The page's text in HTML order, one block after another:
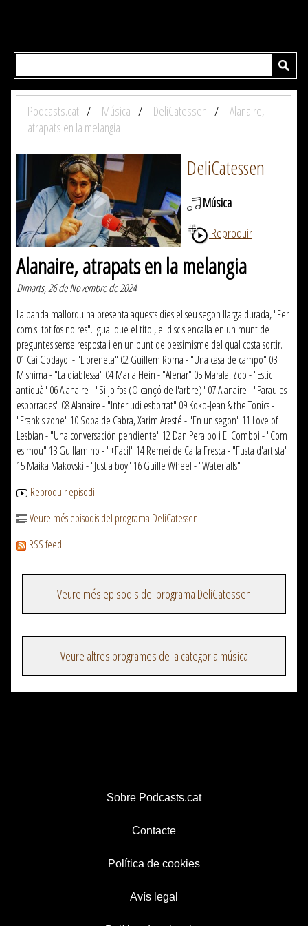
Podcasts.cat Música DeliCatessen
Alanaire,
atrapats en la melangia
DeliCatessen
Música
Reproduir
Alanaire, atrapats en la melangia
Dimarts, 26 de Novembre de 2024
La banda mallorquina presenta aquests dies el seu segon llarga durada, "Fer
com si tot fos no res". Igual que el títol, el disc s'encalla en un munt de
preguntes sense resposta i en un punt de pessimisme del qual costa sortir.
01 Cai Godayol - "L'oreneta" 02 Guillem Roma - "Una casa de campo" 03
Mishima - "La diablessa" 04 Maria Hein - "Alenar" 05 Marala, Zoo - "Estic
antiquà" 06 Alanaire - "Si jo fos (O cançó de l'arbre)" 07 Alanaire - "Paraules
esborrades" 08 Alanaire - "Interludi esborrat" 09 Koko-Jean & the Tonics -
"Frank's zone" 10 Sopa de Cabra, Xarim Aresté - "En un segon" 11 Love of
Lesbian - "Una conversación pendiente" 12 Dan Peralbo i El Comboi - "Com
es mou" 13 Guillamino - "+Facil" 14 Remei de Ca la Fresca - "Fusta d'artista"
15 Maika Makovski - "Just a boy" 16 Guille Wheel - "Waterfalls"
Reproduir episodi
Veure més episodis del programa DeliCatessen
RSS feed
Veure més episodis del programa DeliCatessen
Veure altres programes de la categoria música
Sobre Podcasts.cat
Contacte
Política de cookies
Avís legal